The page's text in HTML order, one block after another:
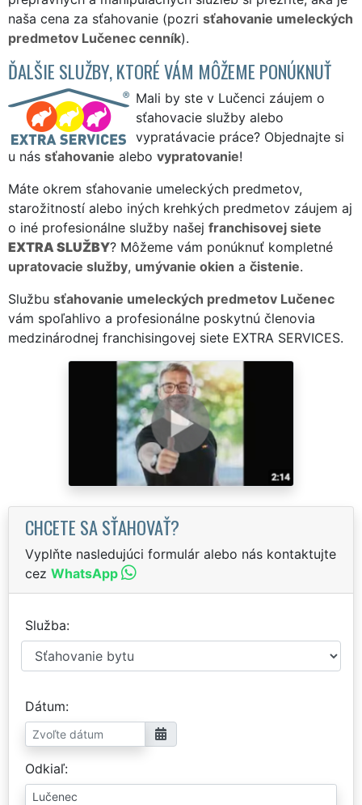
naša cena za sťahovanie (pozri sťahovanie umeleckých
predmetov Lučenec cenník).
ĎALŠIE SLUŽBY, KTORÉ VÁM MÔŽEME PONÚKNUŤ
Mali by ste v Lučenci záujem o
sťahovacie služby alebo
vypratávacie práce? Objednajte si
u nás sťahovanie alebo vypratovanie!
Máte okrem sťahovanie umeleckých predmetov,
starožitností alebo iných krehkých predmetov záujem aj
o iné profesionálne služby našej franchisovej siete
EXTRA SLUŽBY? Môžeme vám ponúknuť kompletné
upratovacie služby, umývanie okien a čistenie.
Službu sťahovanie umeleckých predmetov Lučenec
vám spoľahlivo a profesionálne poskytnú členovia
medzinárodnej franchisingovej siete EXTRA SERVICES.
CHCETE SA SŤAHOVAŤ?
Vyplňte nasledujúci formulár alebo nás kontaktujte
cez WhatsApp
Služba
Dátum
Odkiaľ